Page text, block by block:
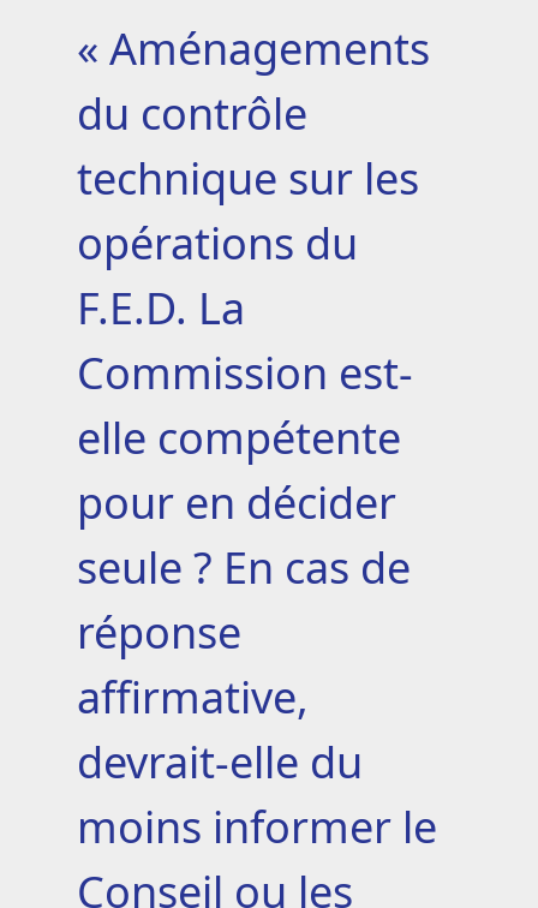
« Aménagements
du contrôle
technique sur les
opérations du
F.E.D. La
Commission est-
elle compétente
pour en décider
seule ? En cas de
réponse
affirmative,
devrait-elle du
moins informer le
Conseil ou les